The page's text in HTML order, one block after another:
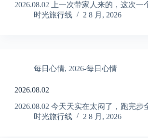
2026.08.02 上一次带家人来的，这次
时光旅行线
2 8 月, 2026
每日心情, 2026-每日心情
2026.08.02
2026.08.02 今天天实在太闷了，跑完
时光旅行线
2 8 月, 2026